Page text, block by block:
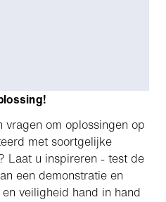
om oplossingen op
met soortgelijke
Laat u inspireren - test de
een demonstratie en
veiligheid hand in hand